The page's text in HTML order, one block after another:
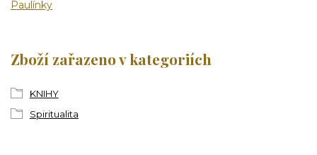
Paulínky
Zboží zařazeno v kategoriích
KNIHY
Spiritualita